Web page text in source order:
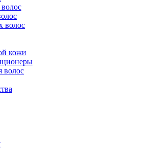
волос
кожи
волос